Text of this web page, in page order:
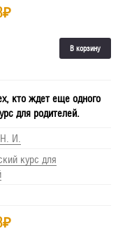
₽
В корзину
кто ждет еще одного
для родителей.
И.
курс для
₽